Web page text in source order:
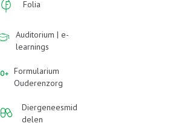
Folia
Auditorium | e-
learnings
Formularium
Ouderenzorg
Diergeneesmid
delen